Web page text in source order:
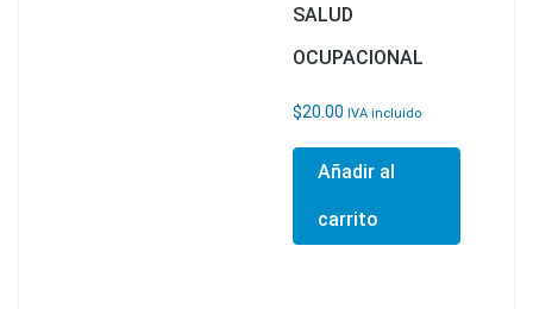
SALUD
OCUPACIONAL
$20.00 IVA incluido
Añadir al
carrito